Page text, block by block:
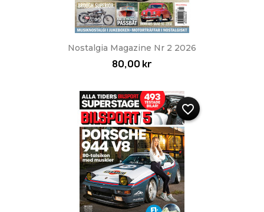
Nostalgia Magazine Nr 2 2026
80,00 kr
favorite_border